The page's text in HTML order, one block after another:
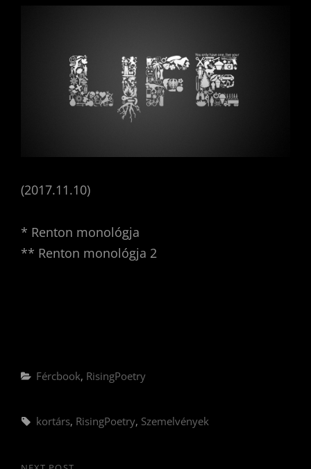
(2017.11.10)
* Renton monológja
** Renton monológja 2
Categories
Fércbook, RisingPoetry
Tags,
kortárs, RisingPoetry, Szemelvények